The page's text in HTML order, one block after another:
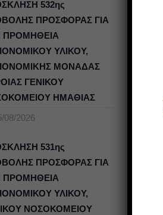
532ης
ΠΡΟΣΦΟΡΑΣ ΓΙΑ
ΠΡΟΜΗΘΕΙΑ
ΥΛΙΚΟΥ,
ΜΟΝΑΔΑΣ
ΓΕΝΙΚΟΥ
ΗΜΑΘΙΑΣ
08/2026
531ης
ΠΡΟΣΦΟΡΑΣ ΓΙΑ
ΠΡΟΜΗΘΕΙΑ
ΥΛΙΚΟΥ,
ΝΟΣΟΚΟΜΕΙΟΥ